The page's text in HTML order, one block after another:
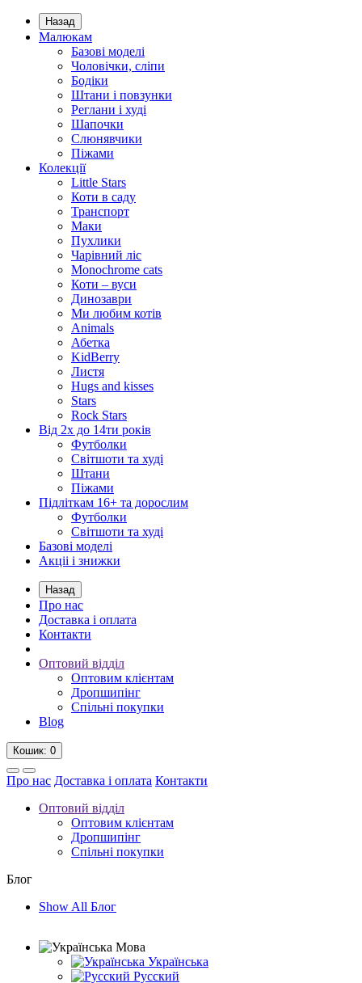
Назад
Малюкам
Базові моделі
Чоловічки, сліпи
Бодіки
Штани і повзунки
Реглани і худі
Шапочки
Слюнявчики
Піжами
Колекції
Little Stars
Коти в саду
Транспорт
Маки
Пухлики
Чарівний ліс
Monochrome cats
Коти – вуси
Динозаври
Ми любим котів
Animals
Абетка
KidBerry
Листя
Hugs and kisses
Stars
Rock Stars
Від 2х до 14ти років
Футболки
Світшоти та худі
Штани
Піжами
Підліткам 16+ та дорослим
Футболки
Світшоти та худі
Базові моделі
Акціі і знижки
Назад
Про нас
Доставка і оплата
Контакти
Оптовий відділ
Оптовим клієнтам
Дропшипінг
Спільні покупки
Blog
Кошик: 0
Про нас Доставка і оплата Контакти
Оптовий відділ
Оптовим клієнтам
Дропшипінг
Спільні покупки
Блог
Show All Блог
Мова
Українська
Русский